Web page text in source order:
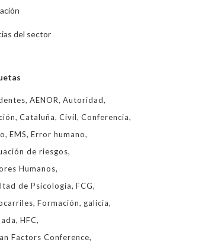
del sector
AENOR Autoridad
Cataluña Civil Conferencia
EMS Error humano
de riesgos
Humanos
de Psicología FCG
Formación
galicia
HFC
Factors Conference